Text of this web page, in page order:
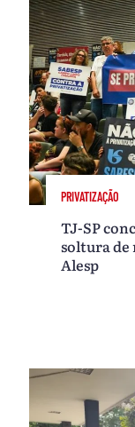
PRIVATIZAÇÃO
TJ-SP
soltura de
Alesp